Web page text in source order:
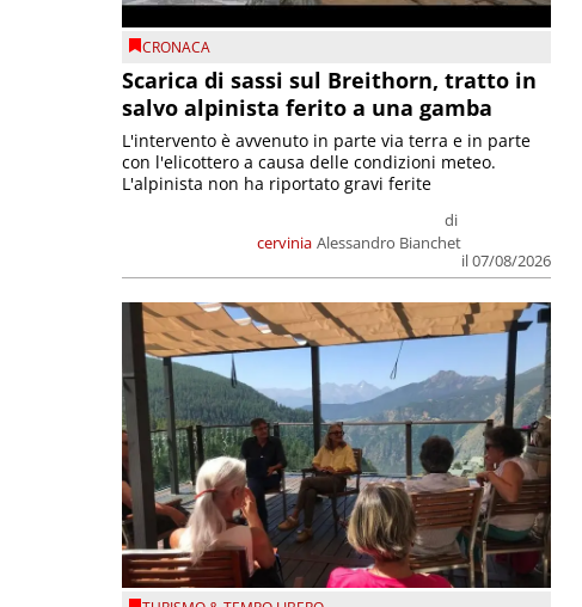
CRONACA
Scarica di sassi sul Breithorn, tratto in
salvo alpinista ferito a una gamba
cervinia
di
Alessandro Bianchet
il 07/08/2026
L'intervento è avvenuto in parte via terra e in parte
con l'elicottero a causa delle condizioni meteo.
L'alpinista non ha riportato gravi ferite